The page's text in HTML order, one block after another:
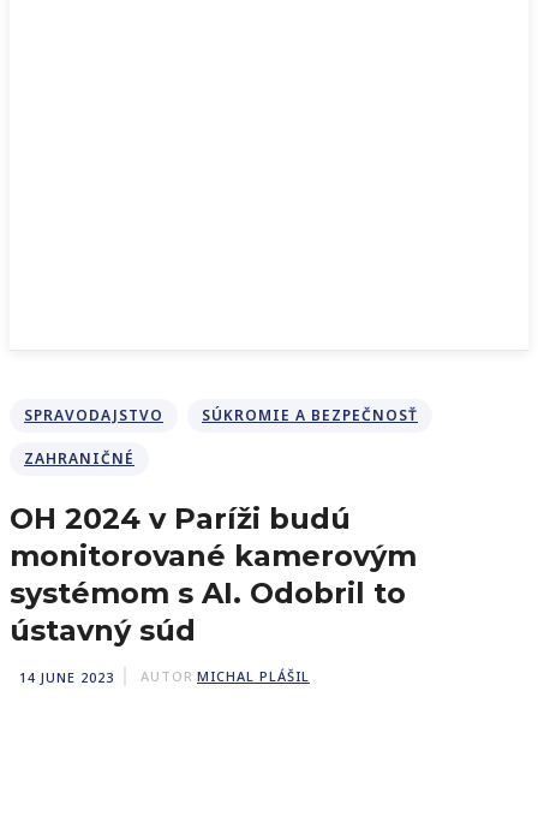
SPRAVODAJSTVO SÚKROMIE A BEZPEČNOSŤ
ZAHRANIČNÉ
OH 2024 v Paríži budú
monitorované kamerovým
systémom s AI. Odobril to
ústavný súd
14 JUNE 2023 AUTOR MICHAL PLÁŠIL